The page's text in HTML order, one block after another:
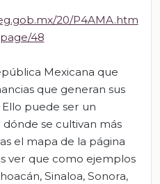
20/P4AMA.htm
48
Mexicana que
que generan sus
puede ser un
se cultivan más
el mapa de la página
ver que como ejemplos
Sinaloa, Sonora,